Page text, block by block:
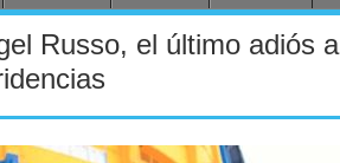
Russo, el último adiós a